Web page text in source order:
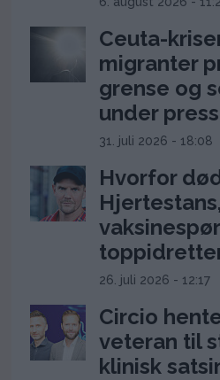
Ceuta-
migranter
grense og
under press
31. juli 2026 - 18:08
Hvorfor
Hjertestans,
26. juli 2026 - 12:17
Circio
veteran til
klinisk